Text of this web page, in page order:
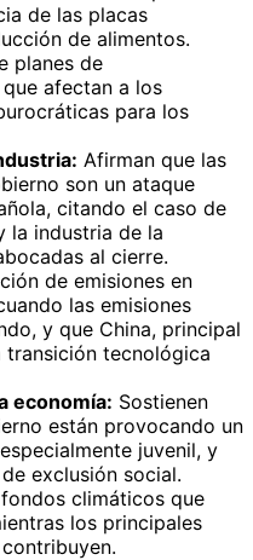
de las placas
de alimentos.
planes de
afectan a los
para los
Afirman que las
son un ataque
citando el caso de
la industria de la
al cierre.
de emisiones en
las emisiones
y que China, principal
transición tecnológica
economía: Sostienen
están provocando un
juvenil, y
exclusión social.
climáticos que
los principales